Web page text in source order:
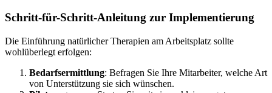
Schritt-für-Schritt-Anleitung zur Implementierung
Die Einführung natürlicher Therapien am Arbeitsplatz sollte
wohlüberlegt erfolgen:
Bedarfsermittlung: Befragen Sie Ihre Mitarbeiter, welche Art
von Unterstützung sie sich wünschen.